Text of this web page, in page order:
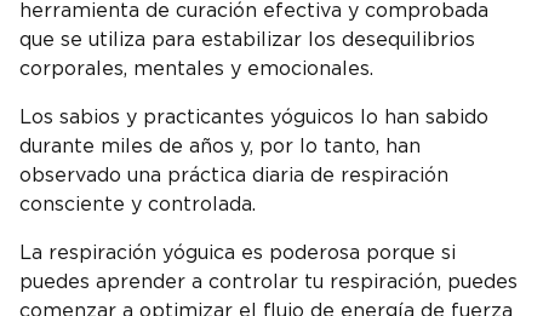
herramienta de curación efectiva y comprobada
que se utiliza para estabilizar los desequilibrios
corporales, mentales y emocionales.
Los sabios y practicantes yóguicos lo han sabido
durante miles de años y, por lo tanto, han
observado una práctica diaria de respiración
consciente y controlada.
La respiración yóguica es poderosa porque si
puedes aprender a controlar tu respiración, puedes
comenzar a optimizar el flujo de energía de fuerza